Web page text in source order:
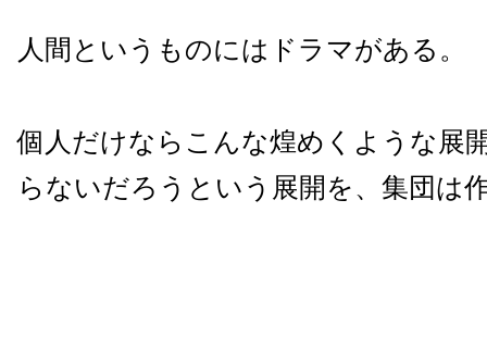
人間というものにはドラマがある。
個人だけならこんな煌めくような展
らないだろうという展開を、集団は